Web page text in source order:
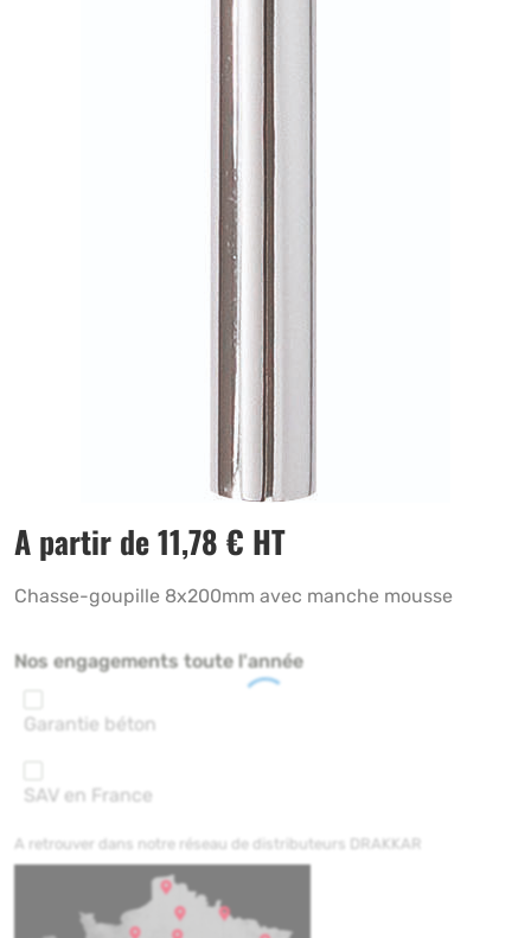
A partir de11,78 € HT
Chasse-goupille 8x200mm avec manche mousse
Nos engagements toute l'année
Garantie béton
SAV en France
A retrouver dans notre réseau de distributeurs DRAKKAR